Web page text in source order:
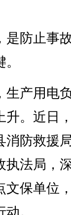
防止事
产用电
升。近日
消防救援
执法局，
文保单位
。